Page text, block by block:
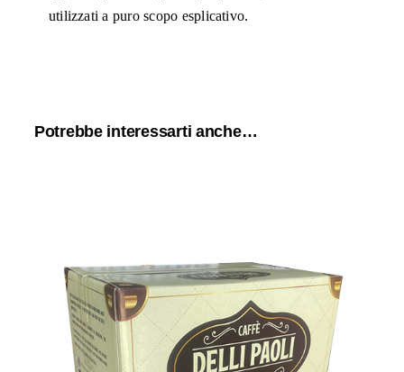
utilizzati a puro scopo esplicativo.
Potrebbe interessarti anche…